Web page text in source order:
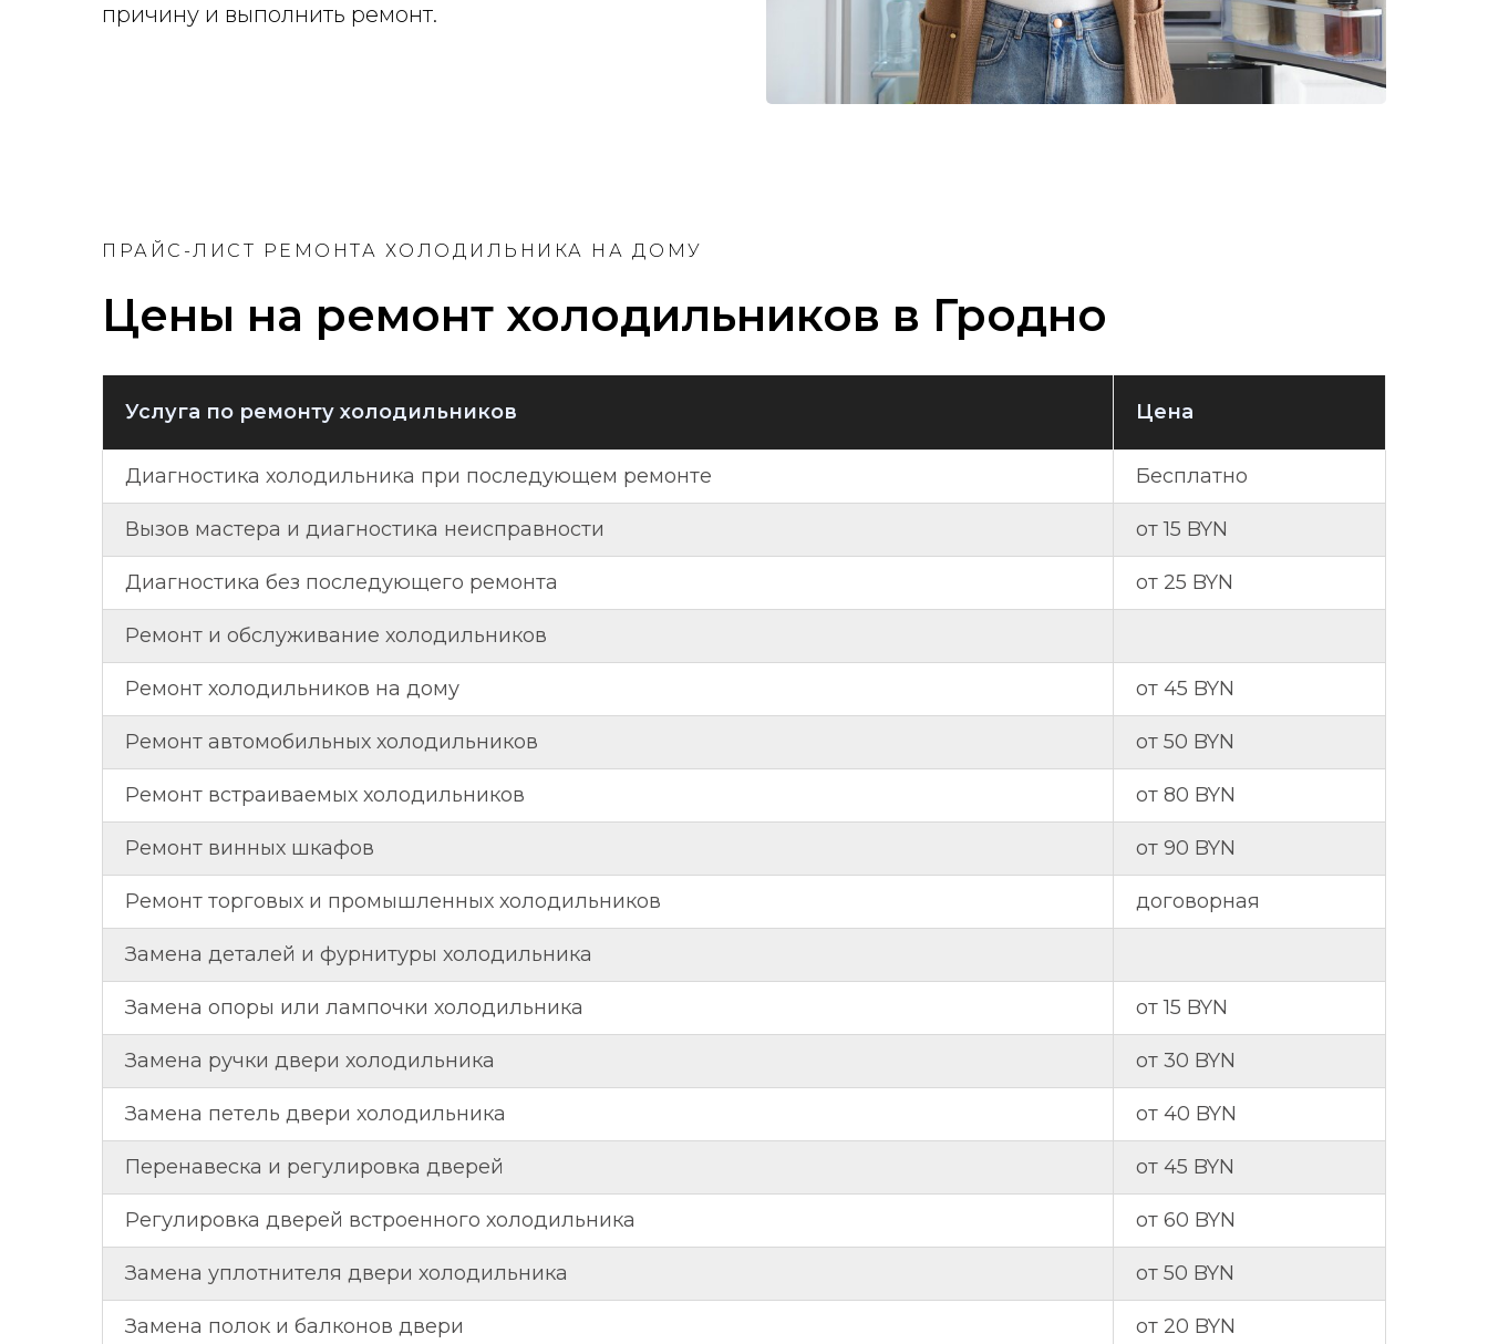
причину и выполнить ремонт.
ПРАЙС-ЛИСТ РЕМОНТА ХОЛОДИЛЬНИКА НА ДОМУ
Цены на ремонт холодильников в Гродно
Услуга по ремонту холодильников Цена
Диагностика холодильника при последующем ремонте Бесплатно
Вызов мастера и диагностика неисправности от 15 BYN
Диагностика без последующего ремонта от 25 BYN
Ремонт и обслуживание холодильников
Ремонт холодильников на дому от 45 BYN
Ремонт автомобильных холодильников от 50 BYN
Ремонт встраиваемых холодильников от 80 BYN
Ремонт винных шкафов от 90 BYN
Ремонт торговых и промышленных холодильников договорная
Замена деталей и фурнитуры холодильника
Замена опоры или лампочки холодильника от 15 BYN
Замена ручки двери холодильника от 30 BYN
Замена петель двери холодильника от 40 BYN
Перенавеска и регулировка дверей от 45 BYN
Регулировка дверей встроенного холодильника от 60 BYN
Замена уплотнителя двери холодильника от 50 BYN
Замена полок и балконов двери от 20 BYN